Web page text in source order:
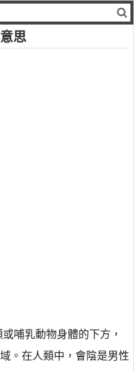
思
哺乳動物身體的下方，
。在人類中，會陰是男性